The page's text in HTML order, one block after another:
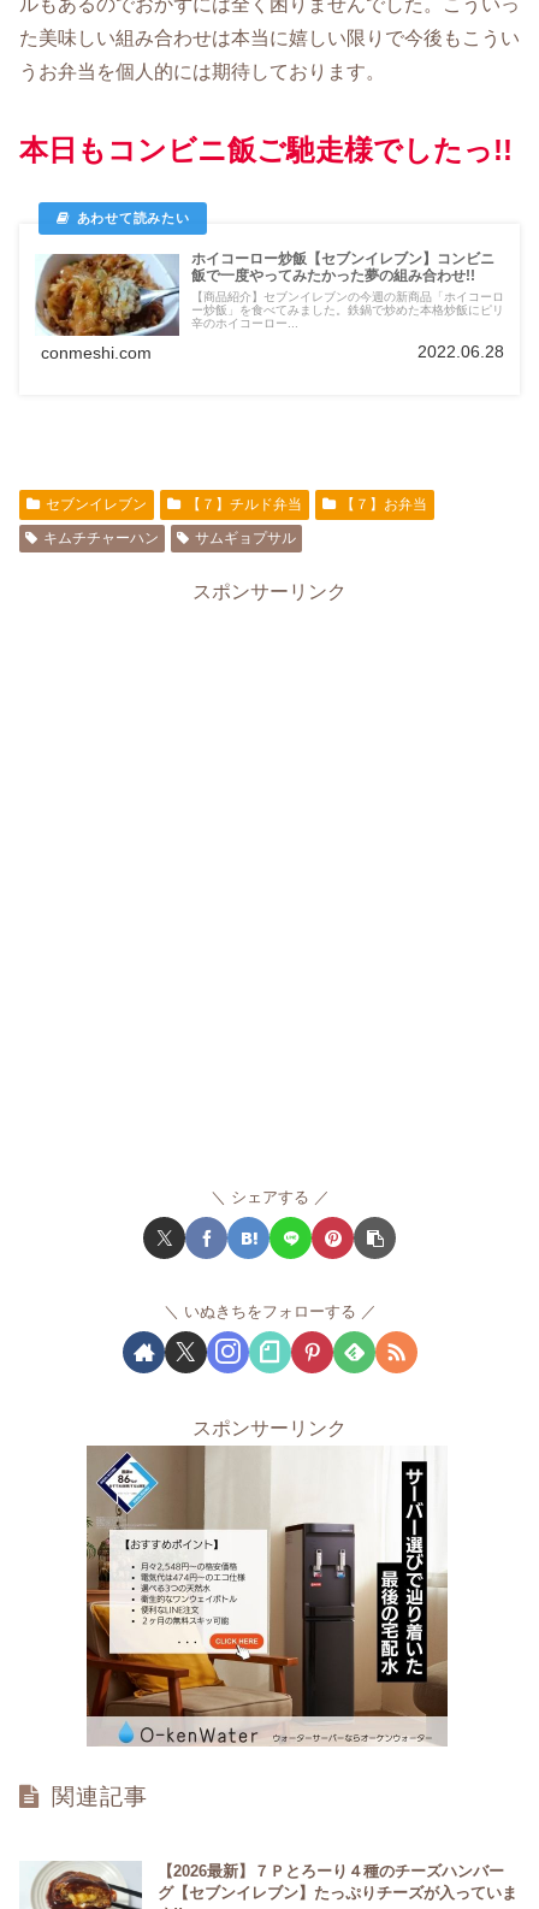
ルもあるのでおかずには全く困りませんでした。こういっ
た美味しい組み合わせは本当に嬉しい限りで今後もこうい
うお弁当を個人的には期待しております。
本日もコンビニ飯ご馳走様でしたっ!!
ホイコーロー炒飯【セブンイレブン】コンビニ
飯で一度やってみたかった夢の組み合わせ!!
【商品紹介】セブンイレブンの今週の新商品「ホイコーロ
ー炒飯」を食べてみました。鉄鍋で炒めた本格炒飯にピリ
辛のホイコーロー...
conmeshi.com 2022.06.28
セブンイレブン 【７】チルド弁当
【７】お弁当
キムチチャーハン
サムギョプサル
スポンサーリンク
シェアする
いぬきちをフォローする
スポンサーリンク
関連記事
【2026最新】７Ｐとろーり４種のチーズハンバー
グ【セブンイレブン】たっぷりチーズが入っていま